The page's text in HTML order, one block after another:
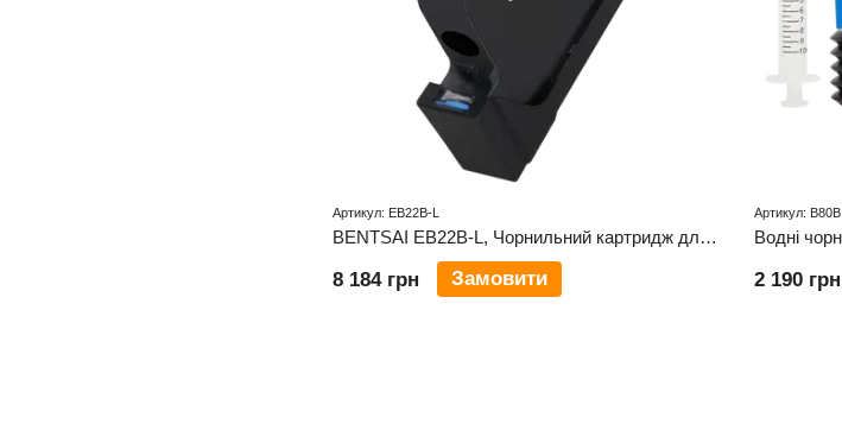
Артикул: EB22B-L
BENTSAI EB22B-L, Чорнильний картридж для маркіратора (чорний)
8 184 грн Замовити
Артикул: B80B
2 190 грн